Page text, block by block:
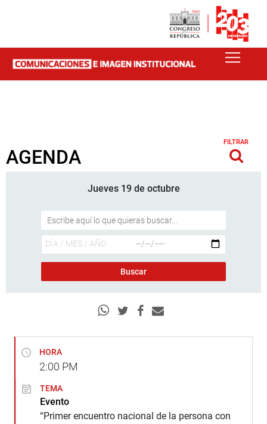
AGENDA
FILTRAR
Jueves 19 de octubre
HORA
2:00 PM
TEMA
Evento
“Primer encuentro nacional de la persona con